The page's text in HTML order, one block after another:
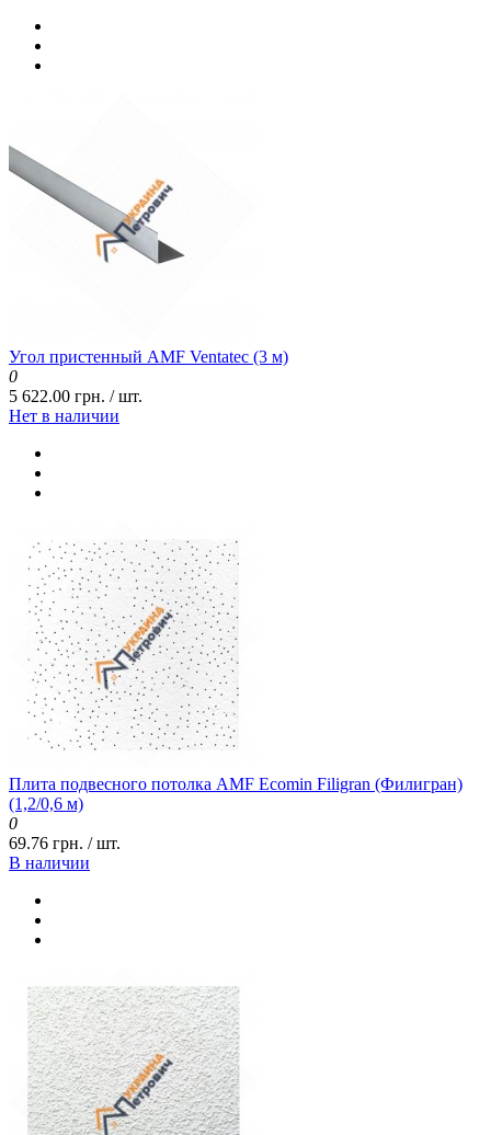
Угол пристенный AMF Ventatec (3 м)
0
5 622.00 грн. / шт.
Нет в наличии
Плита подвесного потолка AMF Ecomin Filigran (Филигран)
(1,2/0,6 м)
0
69.76 грн. / шт.
В наличии